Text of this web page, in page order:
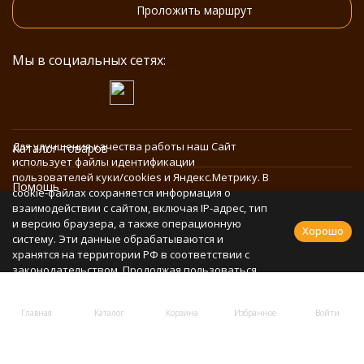
Главная Каталог Корзина Избранное Войти
Проложить маршрут
Мы в социальных сетях:
Каталог товаров
Помощь
Информация
Политика персональных данных
Для улучшения качества работы наш Сайт
использует файлы идентификации
пользователей куки/cookies и Яндекс.Метрику. В
cookie-файлах сохраняется информация о
взаимодействии с сайтом, включая IP-адрес, тип
и версию браузера, а также операционную
систему. Эти данные обрабатываются и
хранятся на территории РФ в соответствии с
законодательством. Продолжая пользоваться
данных в соответствии с
Политикой
Хорошо